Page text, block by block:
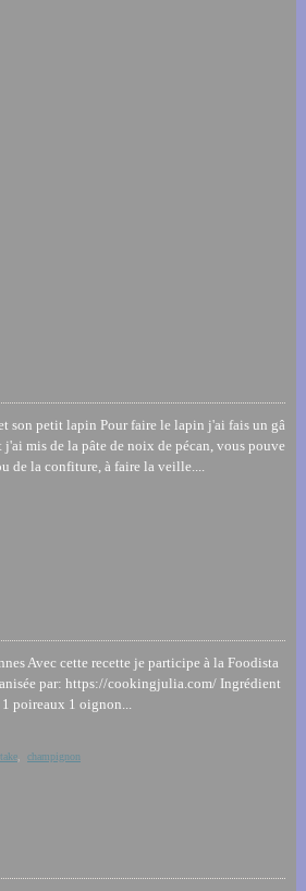
son petit lapin Pour faire le lapin j'ai fais un gâ
mis de la pâte de noix de pécan, vous pouve
de la confiture, à faire la veille....
Avec cette recette je participe à la Foodista
par: https://cookingjulia.com/ Ingrédient
poireaux 1 oignon...
champignon